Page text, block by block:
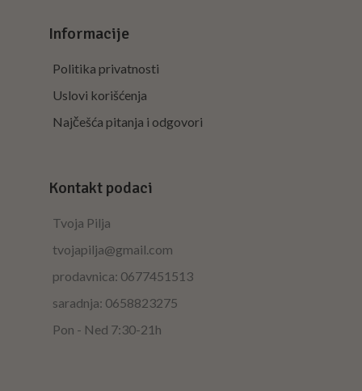
Informacije
Politika privatnosti
Uslovi korišćenja
Najčešća pitanja i odgovori
Kontakt podaci
Tvoja Pilja
tvojapilja@gmail.com
prodavnica: 0677451513
saradnja: 0658823275
Pon - Ned 7:30-21h